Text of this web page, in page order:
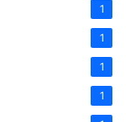
1
1
1
1